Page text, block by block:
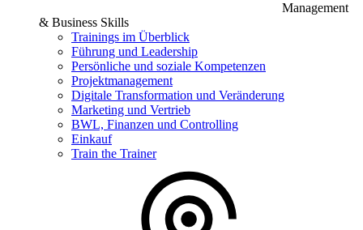
Management
& Business Skills
Trainings im Überblick
Führung und Leadership
Persönliche und soziale Kompetenzen
Projektmanagement
Digitale Transformation und Veränderung
Marketing und Vertrieb
BWL, Finanzen und Controlling
Einkauf
Train the Trainer